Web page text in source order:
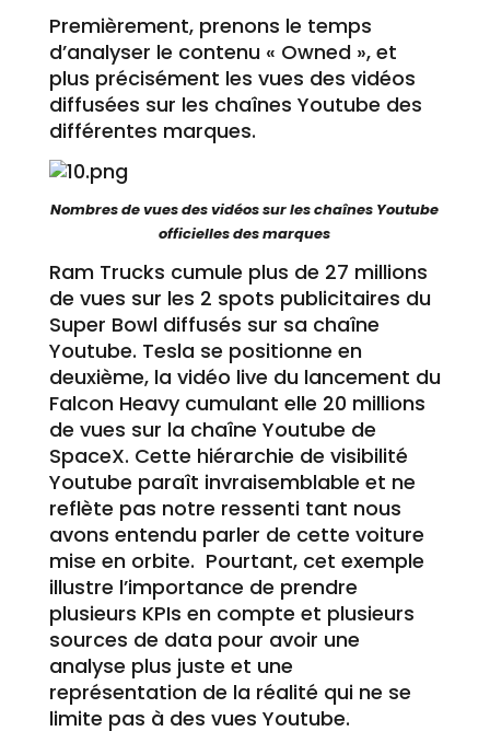
Premièrement, prenons le temps
d’analyser le contenu « Owned », et
plus précisément les vues des vidéos
diffusées sur les chaînes Youtube des
différentes marques.
Nombres de vues des vidéos sur les chaînes Youtube
officielles des marques
Ram Trucks cumule plus de 27 millions
de vues sur les 2 spots publicitaires du
Super Bowl diffusés sur sa chaîne
Youtube. Tesla se positionne en
deuxième, la vidéo live du lancement du
Falcon Heavy cumulant elle 20 millions
de vues sur la chaîne Youtube de
SpaceX. Cette hiérarchie de visibilité
Youtube paraît invraisemblable et ne
reflète pas notre ressenti tant nous
avons entendu parler de cette voiture
mise en orbite. Pourtant, cet exemple
illustre l’importance de prendre
plusieurs KPIs en compte et plusieurs
sources de data pour avoir une
analyse plus juste et une
représentation de la réalité qui ne se
limite pas à des vues Youtube.